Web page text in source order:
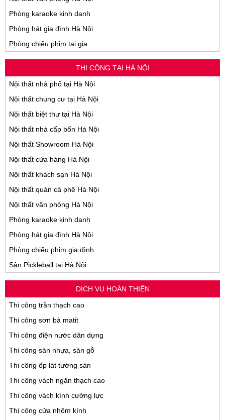
Phòng karaoke kinh danh
Phòng hát gia đình Hà Nội
Phòng chiếu phim tại gia
THI CÔNG TẠI HÀ NỘI
Nội thất nhà phố tại Hà Nội
Nội thất chung cư tại Hà Nội
Nội thất biệt thự tại Hà Nội
Nội thất nhà cấp bốn Hà Nội
Nội thất Showroom Hà Nội
Nội thất cửa hàng Hà Nội
Nội thất khách sạn Hà Nội
Nội thất quán cà phê Hà Nội
Nội thất văn phòng Hà Nội
Phòng karaoke kinh danh
Phòng hát gia đình Hà Nội
Phòng chiếu phim gia đình
Sân Pickleball tại Hà Nội
DỊCH VỤ HOÀN THIỆN
Thi công trần thạch cao
Thi công sơn bả matit
Thi công điện nước dân dựng
Thi công sàn nhựa, sàn gỗ
Thi công ốp lát tường sàn
Thi công vách ngăn thạch cao
Thi công vách kính cường lực
Thi công cửa nhôm kính